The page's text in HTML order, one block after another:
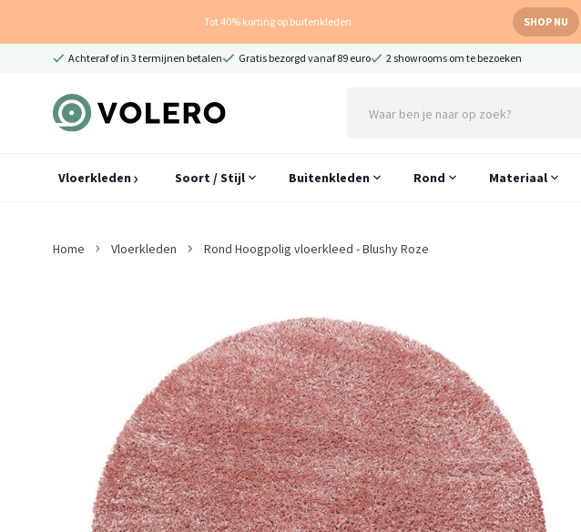
Tot 40% korting op buitenkleden SHOP NU
Achteraf of in 3 termijnen betalen Gratis bezorgd vanaf 89 euro 2 showrooms om te bezoeken
Vloerkleden Soort / Stijl Buitenkleden Rond Materiaal
Home Vloerkleden Rond Hoogpolig vloerkleed - Blushy Roze